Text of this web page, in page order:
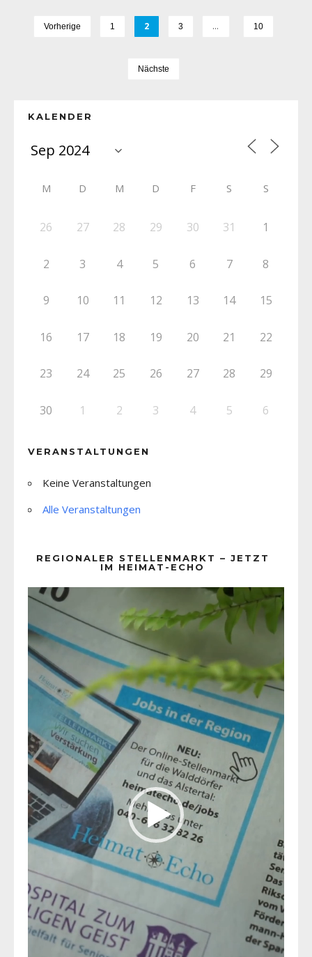
Vorherige 1 2 3 … 10
Nächste
KALENDER
M D M D F S S
26 27 28 29 30 31 1
2 3 4 5 6 7 8
9 10 11 12 13 14 15
16 17 18 19 20 21 22
23 24 25 26 27 28 29
30 1 2 3 4 5 6
VERANSTALTUNGEN
Keine Veranstaltungen
Alle Veranstaltungen
REGIONALER STELLENMARKT – JETZT
IM HEIMAT-ECHO
Player